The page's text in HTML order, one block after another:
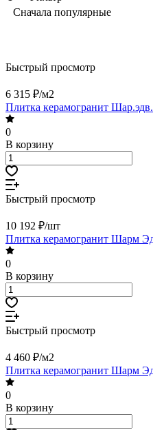
Сначала популярные
Быстрый просмотр
6 315 ₽/м2
Плитка керамогранит
0
В корзину
Быстрый просмотр
10 192 ₽/шт
Плитка керамогранит Шарм
0
В корзину
Быстрый просмотр
4 460 ₽/м2
Плитка керамогранит Шарм
0
В корзину